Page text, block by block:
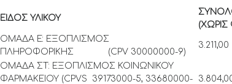
ΕΙΔΟΣ ΥΛΙΚΟΥ
ΟΜΑΔΑ Ε: ΕΞΟΠΛΙΣΜΟΣ
ΠΛΗΡΟΦΟΡΙΚΗΣ (CPV 30000000-9)
3.211,00
ΟΜΑΔΑ ΣΤ: ΕΞΟΠΛΙΣΜΟΣ ΚΟΙΝΩΝΙΚΟΥ
ΦΑΡΜΑΚΕΙΟΥ (CPVS 39173000-5, 33680000-